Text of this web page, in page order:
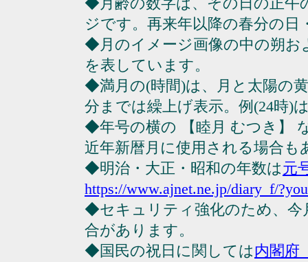
ジです。再来年以降の春分の日
◆月のイメージ画像の中の朔
を表しています。
◆満月の(時間)は、月と太陽の
分までは繰上げ表示。例(24時)
◆年号の横の 【睦月 むつき】
近年新暦月に使用される場合も
◆明治・大正・昭和の年数は元
https://www.ajnet.ne.jp/diary_f/
◆セキュリティ強化のため、今
合があります。
◆国民の祝日に関しては内閣府